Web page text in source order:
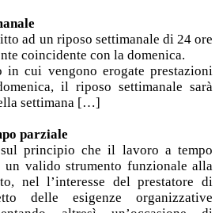
ad un riposo settimanale di 24 ore
coincidente con la domenica.
cui vengono erogate prestazioni
il riposo settimanale sarà
settimana […]
parziale
principio che il lavoro a tempo
valido strumento funzionale alla
nel l’interesse del prestatore di
delle esigenze organizzative